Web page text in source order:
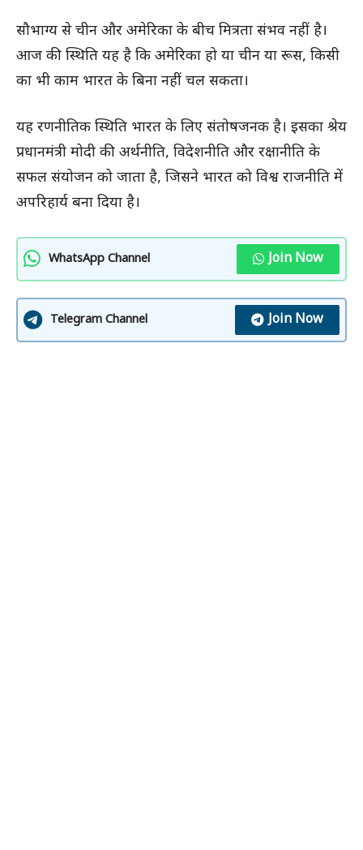
सौभाग्य से चीन और अमेरिका के बीच मित्रता संभव नहीं है।
आज की स्थिति यह है कि अमेरिका हो या चीन या रूस, किसी
का भी काम भारत के बिना नहीं चल सकता।
यह रणनीतिक स्थिति भारत के लिए संतोषजनक है। इसका श्रेय
प्रधानमंत्री मोदी की अर्थनीति, विदेशनीति और रक्षानीति के
सफल संयोजन को जाता है, जिसने भारत को विश्व राजनीति में
अपरिहार्य बना दिया है।
WhatsApp Channel Join Now
Telegram Channel Join Now